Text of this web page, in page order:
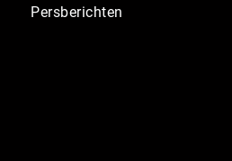
Persberichten